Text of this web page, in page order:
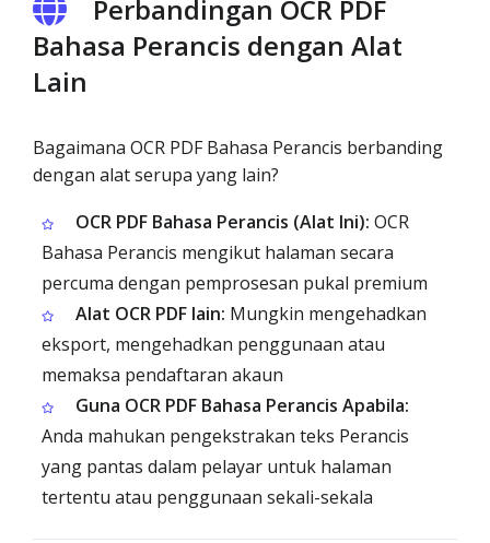
Perbandingan OCR PDF
Bahasa Perancis dengan Alat
Lain
Bagaimana OCR PDF Bahasa Perancis berbanding
dengan alat serupa yang lain?
OCR PDF Bahasa Perancis (Alat Ini): OCR
Bahasa Perancis mengikut halaman secara
percuma dengan pemprosesan pukal premium
Alat OCR PDF lain: Mungkin mengehadkan
eksport, mengehadkan penggunaan atau
memaksa pendaftaran akaun
Guna OCR PDF Bahasa Perancis Apabila:
Anda mahukan pengekstrakan teks Perancis
yang pantas dalam pelayar untuk halaman
tertentu atau penggunaan sekali-sekala